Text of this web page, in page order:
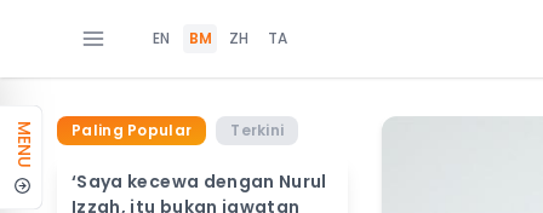
EN BM ZH TA
MENU Paling Popular Terkini
‘Saya kecewa dengan Nurul
Izzah, itu bukan jawatan